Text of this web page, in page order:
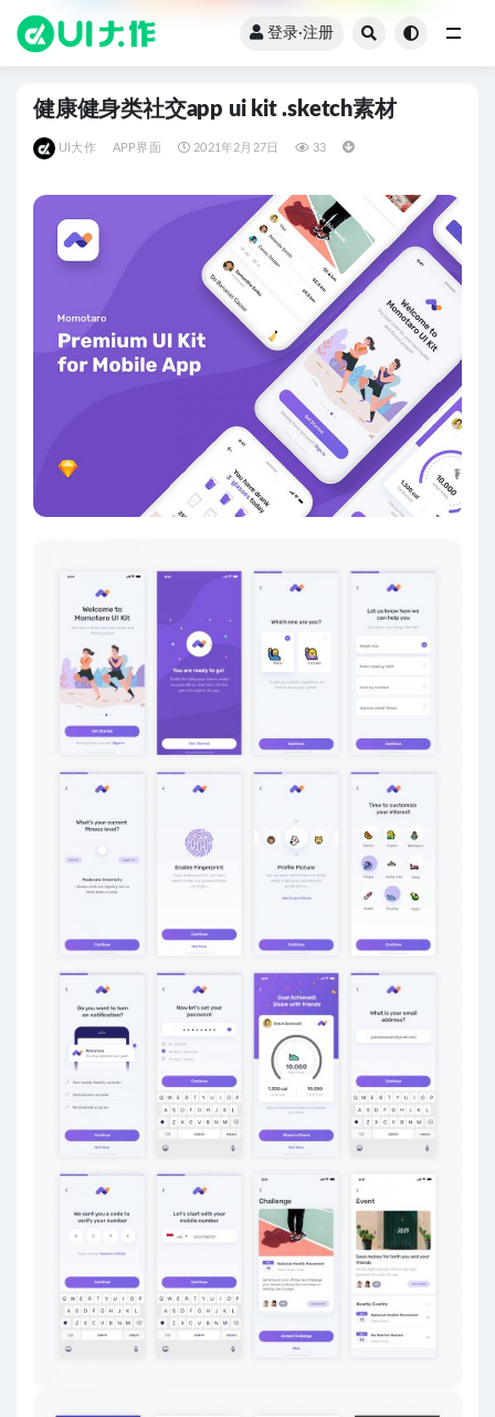
登录·注册
健康健身类社交app ui kit .sketch素材
UI大作 APP界面 2021年2月27日 33